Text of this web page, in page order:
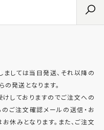
しては当日発送、それ以降の
の発送となります。
しておりますのでご注文への
ご注文確認メールの送信・お
休みとなります。また、ご注文